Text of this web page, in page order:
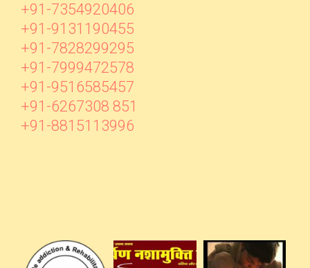
+91-7354920406
+91-9131190455
+91-7828299295
+91-7999472578
+91-9516585457
+91-6267308 851
+91-8815113996